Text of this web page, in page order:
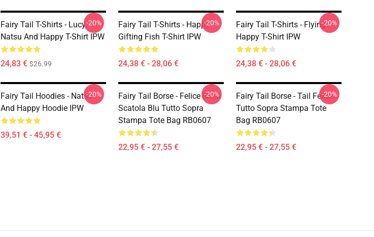
Fairy Tail T-Shirts - Lucy,
Natsu And Happy T-Shirt IPW
24,83 € $26.99
-20%
Fairy Tail T-Shirts - Happy
Gifting Fish T-Shirt IPW
24,38 € - 28,06 €
-20%
Fairy Tail T-Shirts - Flying
Happy T-Shirt IPW
24,38 € - 28,06 €
-20%
Fairy Tail Hoodies - Natsu
And Happy Hoodie IPW
39,51 € - 45,95 €
-20%
Fairy Tail Borse - Felice Nella
Scatola Blu Tutto Sopra
Stampa Tote Bag RB0607
22,95 € - 27,55 €
-20%
Fairy Tail Borse - Tail Felice
Tutto Sopra Stampa Tote
Bag RB0607
22,95 € - 27,55 €
-20%